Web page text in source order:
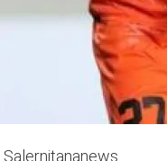
Salernitananews